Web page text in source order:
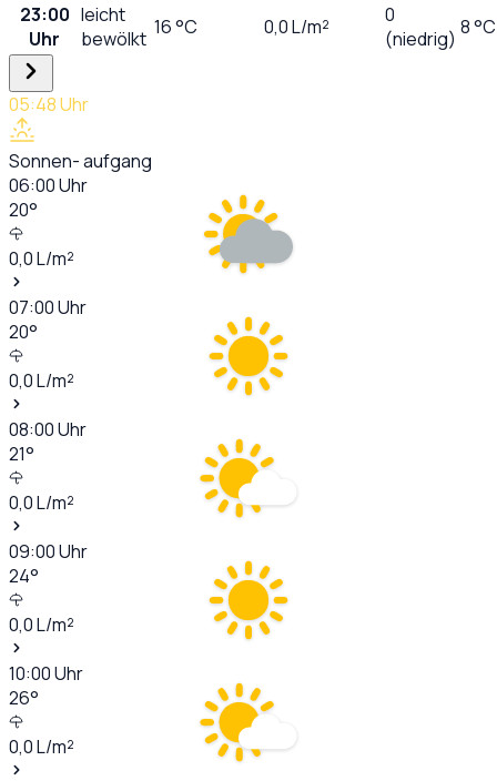
23:00
Uhr
leicht
bewölkt 16°C 0,0L/m²
0
(niedrig) 8 °C
05:48Uhr
Sonnen- aufgang
06:00Uhr
20°
0,0L/m²
07:00Uhr
20°
0,0L/m²
08:00Uhr
21°
0,0L/m²
09:00Uhr
24°
0,0L/m²
10:00Uhr
26°
0,0L/m²